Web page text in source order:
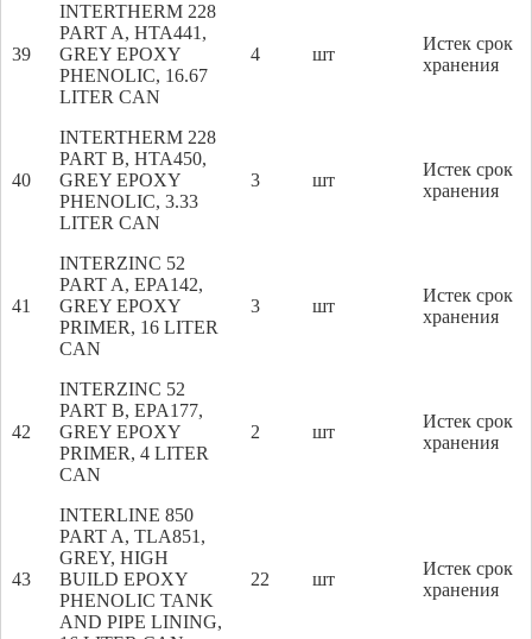
39
INTERTHERM 228
PART A, HTA441,
GREY EPOXY
PHENOLIC, 16.67
LITER CAN
4 шт
Истек срок
хранения
40
INTERTHERM 228
PART B, HTA450,
GREY EPOXY
PHENOLIC, 3.33
LITER CAN
3 шт
Истек срок
хранения
41
INTERZINC 52
PART A, EPA142,
GREY EPOXY
PRIMER, 16 LITER
CAN
3 шт
Истек срок
хранения
42
INTERZINC 52
PART B, EPA177,
GREY EPOXY
PRIMER, 4 LITER
CAN
2 шт
Истек срок
хранения
43
INTERLINE 850
PART A, TLA851,
GREY, HIGH
BUILD EPOXY
PHENOLIC TANK
AND PIPE LINING,
22 шт
Истек срок
хранения